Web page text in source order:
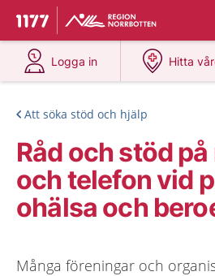
Till startsidan för 1177
Du har valt region
Logga in
på 1177.se
Hitta
på
Att söka stöd och hjälp
Råd och stöd
och telefon vid
ohälsa och
Många föreningar och